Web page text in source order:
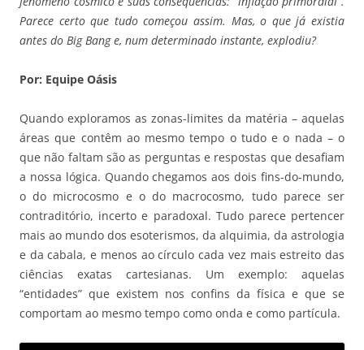
Parece certo que tudo começou assim. Mas, o que já existia
antes do Big Bang e, num determinado instante, explodiu?
Por: Equipe Oásis
Quando exploramos as zonas-limites da matéria – aquelas
áreas que contêm ao mesmo tempo o tudo e o nada – o
que não faltam são as perguntas e respostas que desafiam
a nossa lógica. Quando chegamos aos dois fins-do-mundo,
o do microcosmo e o do macrocosmo, tudo parece ser
contraditório, incerto e paradoxal. Tudo parece pertencer
mais ao mundo dos esoterismos, da alquimia, da astrologia
e da cabala, e menos ao círculo cada vez mais estreito das
ciências exatas cartesianas. Um exemplo: aquelas
“entidades” que existem nos confins da física e que se
comportam ao mesmo tempo como onda e como partícula.